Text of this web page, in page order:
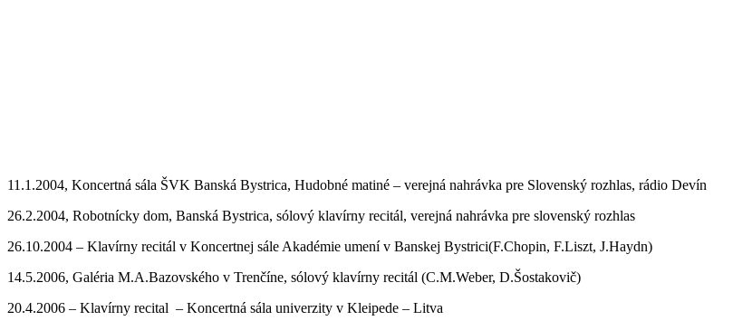
11.1.2004, Koncertná sála ŠVK Banská Bystrica, Hudobné matiné – verejná nahrávka pre Slovenský rozhlas, rádio Devín
26.2.2004, Robotnícky dom, Banská Bystrica, sólový klavírny recitál, verejná nahrávka pre slovenský rozhlas
26.10.2004 – Klavírny recitál v Koncertnej sále Akadémie umení v Banskej Bystrici(F.Chopin, F.Liszt, J.Haydn)
14.5.2006, Galéria M.A.Bazovského v Trenčíne, sólový klavírny recitál (C.M.Weber, D.Šostakovič)
20.4.2006 – Klavírny recital – Koncertná sála univerzity v Kleipede – Litva